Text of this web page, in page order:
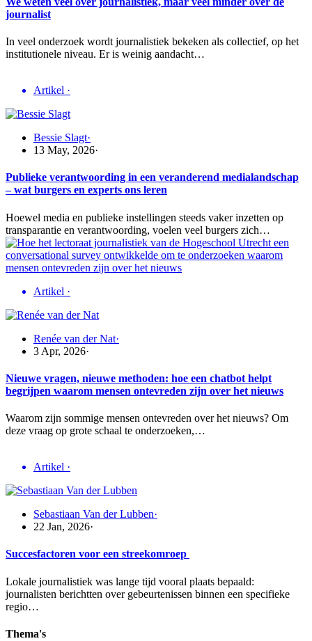
journalist
In veel onderzoek wordt journalistiek bekeken als collectief, op het
institutionele niveau. Er is weinig aandacht…
Artikel ·
Bessie Slagt·
13 May, 2026·
Publieke verantwoording in een veranderend medialandschap
– wat burgers en experts ons leren
Hoewel media en publieke instellingen steeds vaker inzetten op
transparantie en verantwoording, voelen veel burgers zich…
Artikel ·
Renée van der Nat·
3 Apr, 2026·
Nieuwe vragen, nieuwe methoden: hoe een chatbot helpt
begrijpen waarom mensen ontevreden zijn over het nieuws
Waarom zijn sommige mensen ontevreden over het nieuws? Om
deze vraag op grote schaal te onderzoeken,…
Artikel ·
Sebastiaan Van der Lubben·
22 Jan, 2026·
Succesfactoren voor een streekomroep
Lokale journalistiek was lange tijd vooral plaats bepaald:
journalisten berichtten over gebeurtenissen binnen een specifieke
regio…
Thema's